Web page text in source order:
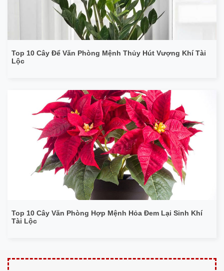
Top 10 Cây Để Văn Phòng Mệnh Thủy Hút Vượng Khí Tài
Lộc
Top 10 Cây Văn Phòng Hợp Mệnh Hỏa Đem Lại Sinh Khí
Tài Lộc